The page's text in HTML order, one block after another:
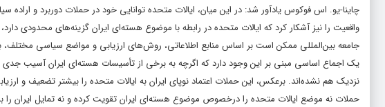
چاینا-یو. اس فوکوس یادآور شد: در این میان، ایالات متحده توانایی خود در حملات دوربرد و اراده
واقعیت را نیز آشکار کرد که ایالات متحده در رابطه با موضوع هسته‌ای ایران گزینه‌های محدودی
جامعه بین‌المللی ممکن است بر اساس منابع اطلاعاتی، روش‌های ارزیابی و مواضع سیاسی مختلف،
یک اجماع اساسی مبنی بر این وجود دارد که اگرچه به برخی از تأسیسات هسته‌ای ایران آسیب جدی
نزدیک هم نشده‌اند. برعکس، این حملات اعتماد نوپای ایران به ایالات متحده را بیشتر تضعیف و
حملات نه موضع ایالات متحده را درخصوص موضوع هسته‌ای ایران تقویت کرده و نه تمایل ایران را